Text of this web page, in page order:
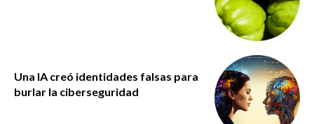
Una IA creó identidades falsas para
burlar la ciberseguridad